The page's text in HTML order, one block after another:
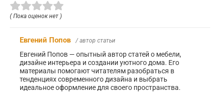
( Пока оценок нет )
Евгений Попов / автор статьи
Евгений Попов — опытный автор статей о мебели,
дизайне интерьера и создании уютного дома. Его
материалы помогают читателям разобраться в
тенденциях современного дизайна и выбрать
идеальное оформление для своего пространства.